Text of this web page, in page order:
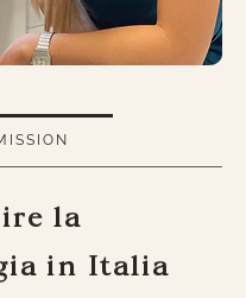
la
in Italia